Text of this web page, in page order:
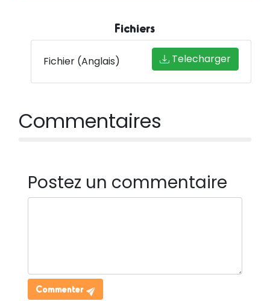
Fichiers
Fichier (Anglais) Telecharger
Commentaires
Postez un commentaire
Commenter